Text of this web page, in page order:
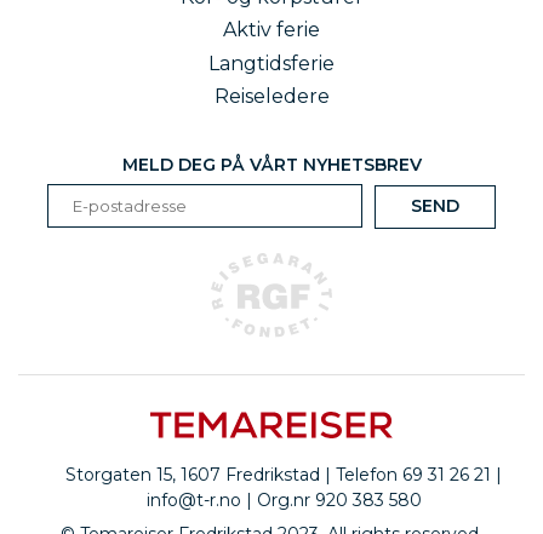
Aktiv ferie
Langtidsferie
Reiseledere
MELD DEG PÅ VÅRT NYHETSBREV
Storgaten 15, 1607 Fredrikstad | Telefon 69 31 26 21 |
info@t-r.no | Org.nr 920 383 580